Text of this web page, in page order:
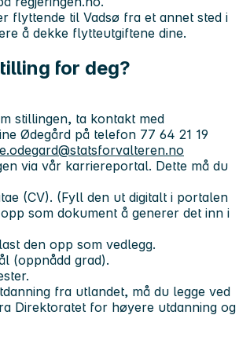
flyttende til Vadsø fra et annet sted i
å dekke flytteutgiftene dine.
for deg?
stillingen, ta kontakt med
Ødegård på telefon 77 64 21 19
via vår karriereportal. Dette må du
(CV). (Fyll den ut digitalt i portalen
som dokument å generer det inn i
den opp som vedlegg.
(oppnådd grad).
fra utlandet, må du legge ved
Direktoratet for høyere utdanning og